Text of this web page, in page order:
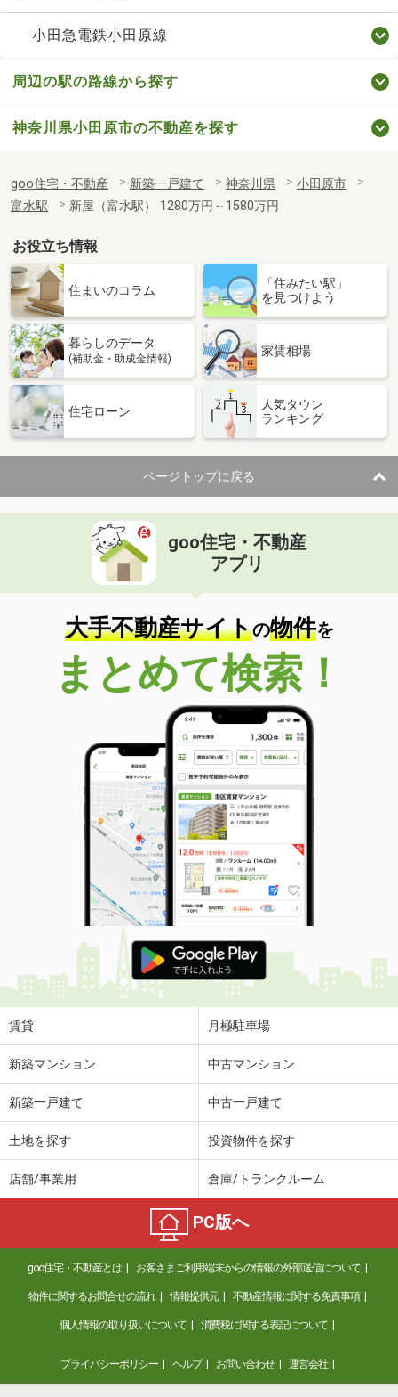
小田急電鉄小田原線
周辺の駅の路線から探す
神奈川県小田原市の不動産を探す
goo住宅・不動産 新築一戸建て 神奈川県
小田原市
富水駅
新屋（富水駅） 1280万円～1580万円
お役立ち情報
住まいのコラム
「住みたい駅」
を見つけよう
暮らしのデータ
(補助金・助成金情報)
家賃相場
住宅ローン
人気タウン
ランキング
ページトップに戻る
goo住宅・不動産
アプリ
大手不動産サイトの物件を
まとめて検索！
賃貸 月極駐車場
新築マンション 中古マンション
新築一戸建て 中古一戸建て
土地を探す 投資物件を探す
店舗/事業用 倉庫/トランクルーム
PC版へ
goo住宅・不動産とは お客さまご利用端末からの情報の外部送信について
物件に関するお問合せの流れ 情報提供元 不動産情報に関する免責事項
個人情報の取り扱いについて 消費税に関する表記について
プライバシーポリシー ヘルプ お問い合わせ 運営会社